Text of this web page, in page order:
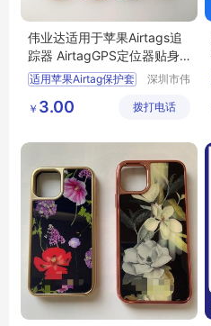
伟业达适用于苹果Airtags追
踪器 AirtagGPS定位器贴身
保护套
适用苹果Airtag保护套
追踪器硅胶挂钩
AirtagGPS定位器贴身真皮保护套
深圳市伟
有限公司
￥ 3.00 拨打电话